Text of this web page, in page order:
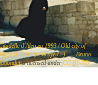
d'Alep en 1993 / Old city of
in 1993 (destroyed...)" byBruno
is licensed under CC BY-ND